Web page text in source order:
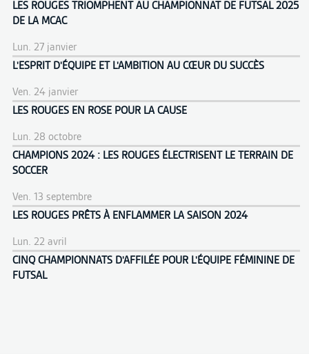
LES ROUGES TRIOMPHENT AU CHAMPIONNAT DE FUTSAL 2025
DE LA MCAC
Lun. 27 janvier
L'ESPRIT D'ÉQUIPE ET L'AMBITION AU CŒUR DU SUCCÈS
Ven. 24 janvier
LES ROUGES EN ROSE POUR LA CAUSE
Lun. 28 octobre
CHAMPIONS 2024 : LES ROUGES ÉLECTRISENT LE TERRAIN DE
SOCCER
Ven. 13 septembre
LES ROUGES PRÊTS À ENFLAMMER LA SAISON 2024
Lun. 22 avril
CINQ CHAMPIONNATS D'AFFILÉE POUR L'ÉQUIPE FÉMININE DE
FUTSAL